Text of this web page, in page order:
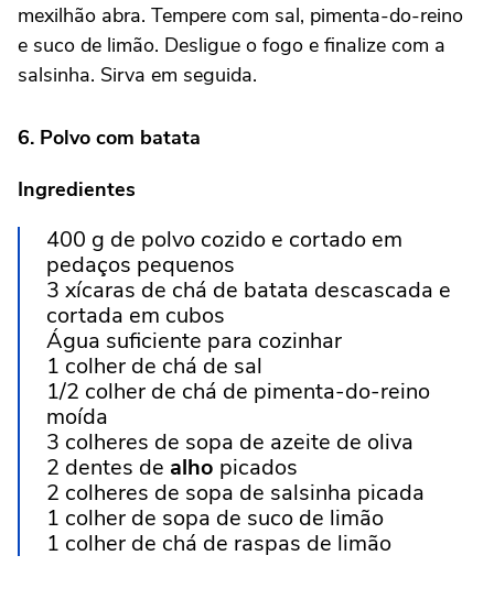
mexilhão abra. Tempere com sal, pimenta-do-reino
e suco de limão. Desligue o fogo e finalize com a
salsinha. Sirva em seguida.
6. Polvo com batata
Ingredientes
400 g de polvo cozido e cortado em
pedaços pequenos
3 xícaras de chá de batata descascada e
cortada em cubos
Água suficiente para cozinhar
1 colher de chá de sal
1/2 colher de chá de pimenta-do-reino
moída
3 colheres de sopa de azeite de oliva
2 dentes de alho picados
2 colheres de sopa de salsinha picada
1 colher de sopa de suco de limão
1 colher de chá de raspas de limão